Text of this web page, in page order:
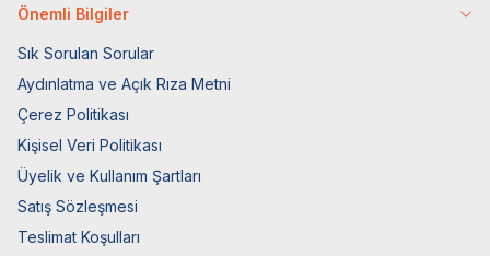
Önemli Bilgiler
Sık Sorulan Sorular
Aydınlatma ve Açık Rıza Metni
Çerez Politikası
Kişisel Veri Politikası
Üyelik ve Kullanım Şartları
Satış Sözleşmesi
Teslimat Koşulları